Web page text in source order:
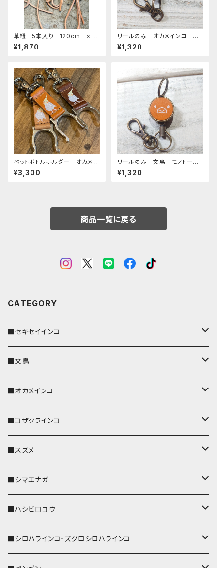
革紐 5本入り 120cm × 3
mm 小鳥のおもちゃ バードト
イ
¥1,870
リールのみ オカメインコ ル
チノー グリーン おかめいん
こ
¥1,320
ペットボトルホルダー オカメイ
ンコ シナモンパール 栃木レ
ザー ぽわんシリーズ
¥3,300
リールのみ 文鳥 モノトー
ン キャメル ぶんちょう ブン
チョウ
¥1,320
商品一覧に戻る
CATEGORY
■セキセイインコ
キーカバー
キーホルダー
パスケース
リール付きストラップ
リールのみ
ストラップ付
IDカードホルダー
キーケース
名刺入れ・カードケース
■文鳥
キーカバー
キーホルダー
パスケース
リール付きストラップ
リールのみ
ストラップ付
キーケース
名刺入れ・カードケース
■オカメインコ
キーカバー
キーホルダー
パスケース
IDカードホルダー
リール付きストラップ
リールのみ
■コザクラインコ
キーカバー
キーホルダー
パスケース
リール付きストラップ
リールのみ
■スズメ
キーカバー
キーホルダー
パスケース
■シマエナガ
キーカバー
キーホルダー
■ハシビロコウ
キーカバー
■シロハラインコ・ズグロシロハラインコ